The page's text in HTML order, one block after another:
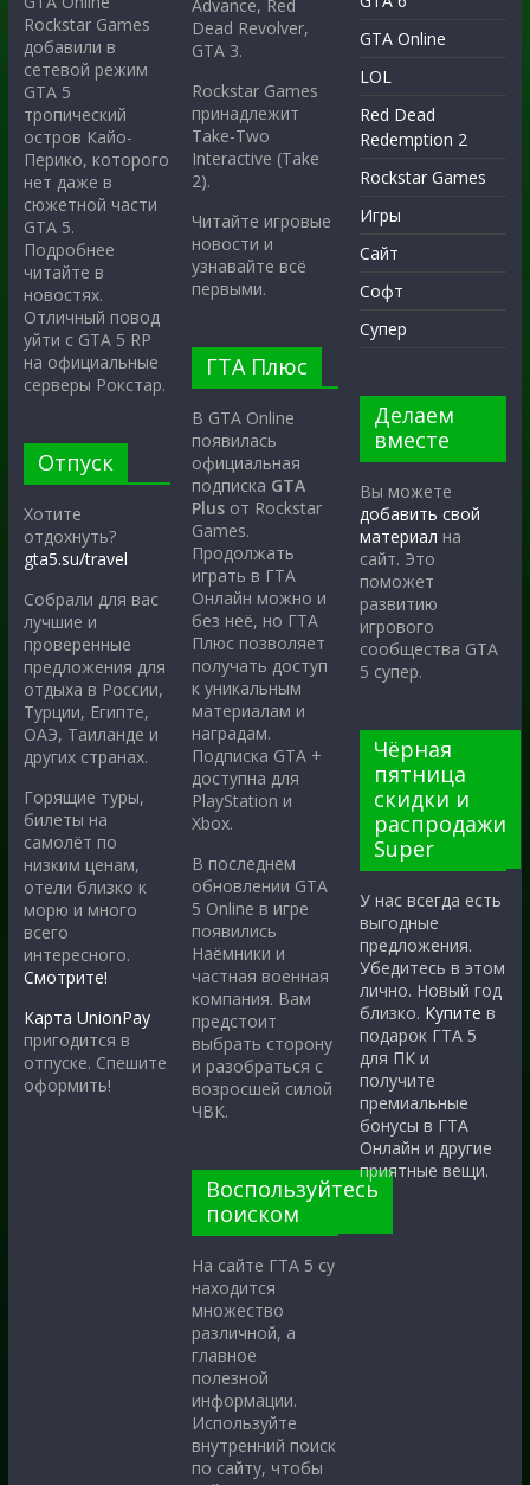
Rockstar Games
добавили в
сетевой режим
GTA 5
тропический
остров Кайо-
Перико, которого
нет даже в
сюжетной части
GTA 5.
Подробнее
читайте в
новостях.
Отличный повод
уйти с GTA 5 RP
на официальные
серверы Рокстар.
Отпуск
Хотите
отдохнуть?
gta5.su/travel
Собрали для вас
лучшие и
проверенные
предложения для
отдыха в России,
Турции, Египте,
ОАЭ, Таиланде и
других странах.
Горящие туры,
билеты на
самолёт по
низким ценам,
отели близко к
морю и много
всего
интересного.
Смотрите!
Карта UnionPay
пригодится в
отпуске. Спешите
оформить!
Advance, Red
Dead Revolver,
GTA 3.
Rockstar Games
принадлежит
Take-Two
Interactive (Take
2).
Читайте игровые
новости и
узнавайте всё
первыми.
ГТА Плюс
В GTA Online
появилась
официальная
подписка GTA
Plus от Rockstar
Games.
Продолжать
играть в ГТА
Онлайн можно и
без неё, но ГТА
Плюс позволяет
получать доступ
к уникальным
материалам и
наградам.
Подписка GTA +
доступна для
PlayStation и
Xbox.
В последнем
обновлении GTA
5 Online в игре
появились
Наёмники и
частная военная
компания. Вам
предстоит
выбрать сторону
и разобраться с
возросшей силой
ЧВК.
Воспользуйтесь
поиском
На сайте ГТА 5 су
находится
множество
различной, а
главное
полезной
информации.
Используйте
внутренний поиск
по сайту, чтобы
GTA Online
LOL
Red Dead
Redemption 2
Rockstar Games
Игры
Сайт
Софт
Супер
Делаем
вместе
Вы можете
добавить свой
материал на
сайт. Это
поможет
развитию
игрового
сообщества GTA
5 супер.
Чёрная
пятница
скидки и
распродажи
Super
У нас всегда есть
выгодные
предложения.
Убедитесь в этом
лично. Новый год
близко. Купите в
подарок ГТА 5
для ПК и
получите
премиальные
бонусы в ГТА
Онлайн и другие
приятные вещи.